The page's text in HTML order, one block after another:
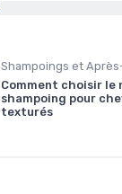
Comment choisir le
shampoing pour
texturés